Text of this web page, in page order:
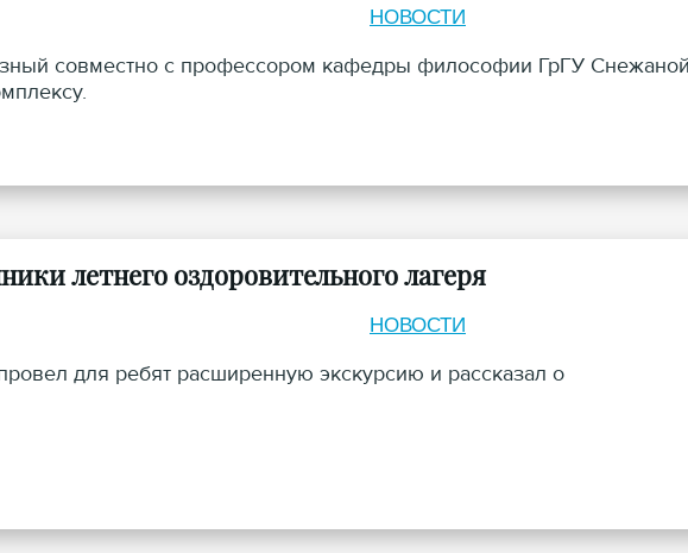
НОВОСТИ
совместно с профессором кафедры философии ГрГУ
летнего оздоровительного лагеря
НОВОСТИ
для ребят расширенную экскурсию и рассказал о